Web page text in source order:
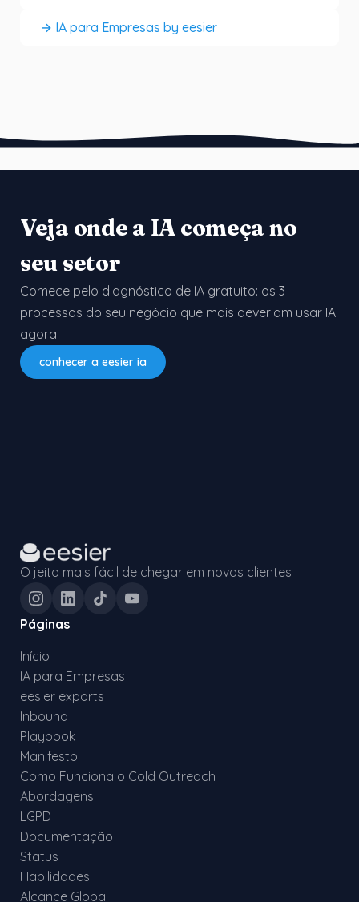
→ IA para Empresas by eesier
Veja onde a IA começa no
seu setor
Comece pelo diagnóstico de IA gratuito: os 3
processos do seu negócio que mais deveriam usar IA
agora.
conhecer a eesier ia
O jeito mais fácil de chegar em novos clientes
Páginas
Início
IA para Empresas
eesier exports
Inbound
Playbook
Manifesto
Como Funciona o Cold Outreach
Abordagens
LGPD
Documentação
Status
Habilidades
Alcance Global